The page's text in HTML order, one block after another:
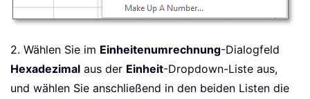
2. Wählen Sie im Einheitenumrechnung-Dialogfeld
Hexadezimal aus der Einheit-Dropdown-Liste aus,
und wählen Sie anschließend in den beiden Listen die